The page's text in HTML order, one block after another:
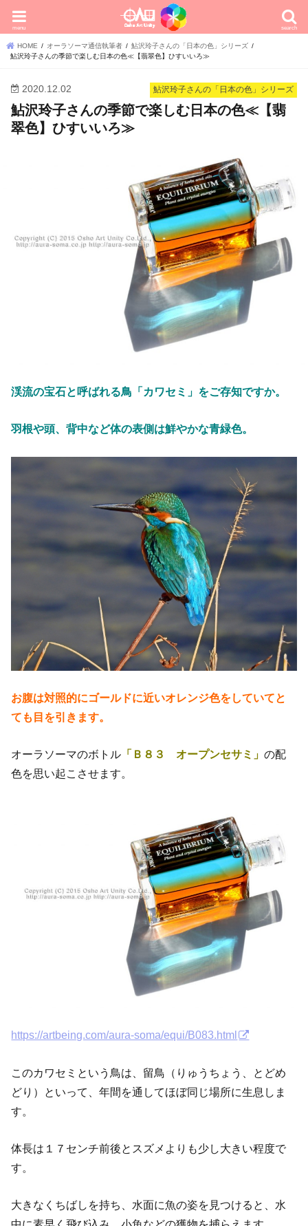
search
menu
HOME オーラソーマ通信執筆者
鮎沢玲子さんの「日本の色」シリーズ
鮎沢玲子さんの季節で楽しむ日本の色≪【翡翠色】ひすいいろ≫
鮎沢玲子さんの「日本の色」シリーズ
2020.12.02
鮎沢玲子さんの季節で楽しむ日本の色≪【翡
翠色】ひすいいろ≫
渓流の宝石と呼ばれる鳥「カワセミ」をご存知ですか。
羽根や頭、背中など体の表側は鮮やかな青緑色。
お腹は対照的にゴールドに近いオレンジ色をしていてと
ても目を引きます。
オーラソーマのボトル 「Ｂ８３ オープンセサミ」の配
色を思い起こさせます。
https://artbeing.com/aura-soma/equi/B083.html
このカワセミという鳥は、留鳥（りゅうちょう、とどめ
どり）といって、年間を通してほぼ同じ場所に生息しま
す。
体長は１７センチ前後とスズメよりも少し大きい程度で
す。
大きなくちばしを持ち、水面に魚の姿を見つけると、水